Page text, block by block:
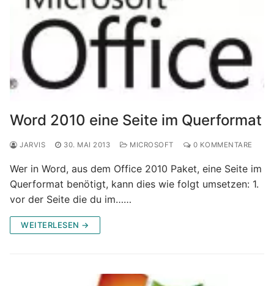
Word 2010 eine Seite im Querformat
JARVIS 30. MAI 2013 MICROSOFT 0 KOMMENTARE
Wer in Word, aus dem Office 2010 Paket, eine Seite im
Querformat benötigt, kann dies wie folgt umsetzen: 1.
vor der Seite die du im……
WEITERLESEN →